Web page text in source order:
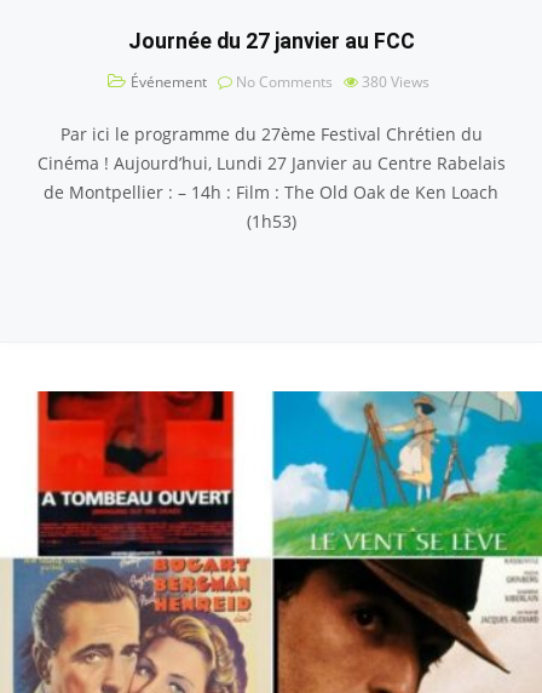
Journée du 27 janvier au FCC
Événement No Comments 380 Views
Par ici le programme du 27ème Festival Chrétien du
Cinéma ! Aujourd’hui, Lundi 27 Janvier au Centre Rabelais
de Montpellier : – 14h : Film : The Old Oak de Ken Loach
(1h53)